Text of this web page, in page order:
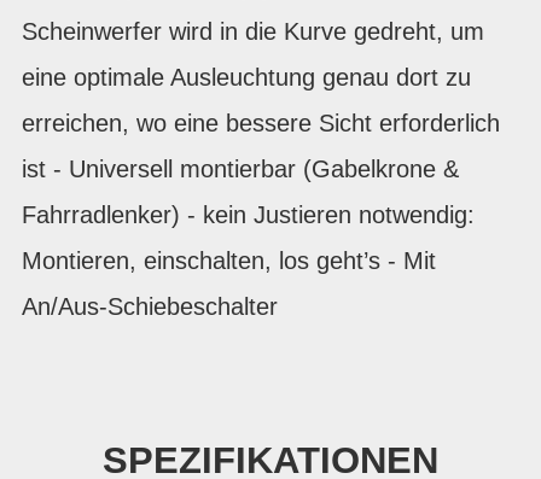
Scheinwerfer wird in die Kurve gedreht, um
eine optimale Ausleuchtung genau dort zu
erreichen, wo eine bessere Sicht erforderlich
ist - Universell montierbar (Gabelkrone &
Fahrradlenker) - kein Justieren notwendig:
Montieren, einschalten, los geht’s - Mit
An/Aus-Schiebeschalter
SPEZIFIKATIONEN